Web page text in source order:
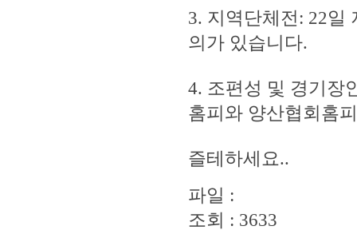
3. 지역단체전: 22일
의가 있습니다.
4. 조편성 및 경기장
홈피와 양산협회홈
즐테하세요..
파일 :
조회 : 3633